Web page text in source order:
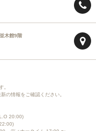
木館9階
。
の情報をご確認ください。
20:00)